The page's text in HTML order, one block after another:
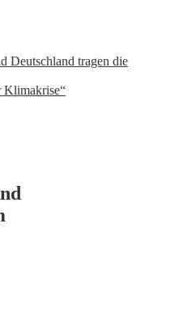
Deutschland tragen die
Klimakrise“